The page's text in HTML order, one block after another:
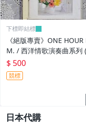
下標即結標
《絕版專賣》ONE HOUR
M. / 西洋情歌演奏曲系列
CD.日本Denon.無IFPI)
$ 500
競標
日本代購